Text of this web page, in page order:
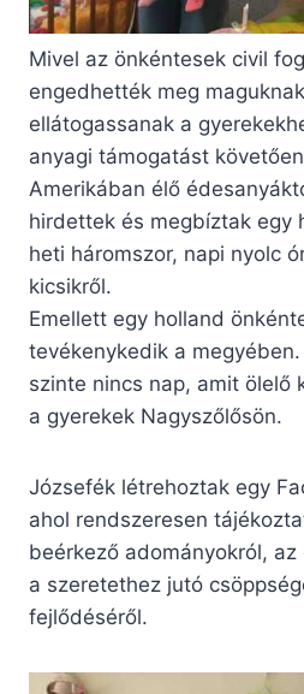
Mivel az önkéntesek civil
engedhették meg
ellátogassanak a
anyagi támogatást
Amerikában élő
hirdettek és megbíztak egy
heti háromszor, napi nyolc
kicsikről.
Emellett egy holland
tevékenykedik a
szinte nincs nap, amit ölelő
a gyerekek Nagyszőlősön.
Józsefék létrehoztak egy
ahol rendszeresen
beérkező adományokról,
a szeretethez jutó
fejlődéséről.